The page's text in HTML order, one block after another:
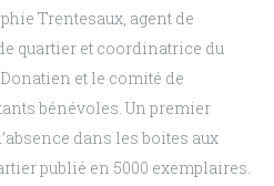
Trentesaux, agent de
quartier et coordinatrice du
et le comité de
bénévoles. Un premier
dans les boites aux
publié en 5000 exemplaires.